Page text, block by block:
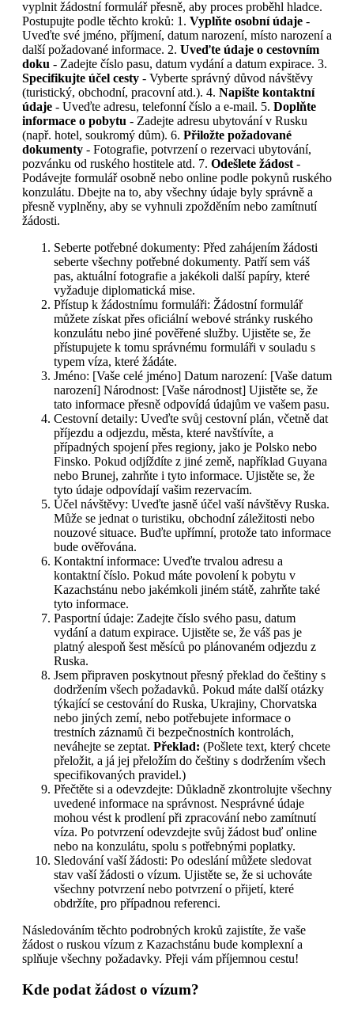
vyplnit žádostní formulář přesně, aby proces proběhl hladce.
Postupujte podle těchto kroků: 1. Vyplňte osobní údaje -
Uveďte své jméno, příjmení, datum narození, místo narození a
další požadované informace. 2. Uveďte údaje o cestovním
doku - Zadejte číslo pasu, datum vydání a datum expirace. 3.
Specifikujte účel cesty - Vyberte správný důvod návštěvy
(turistický, obchodní, pracovní atd.). 4. Napište kontaktní
údaje - Uveďte adresu, telefonní číslo a e-mail. 5. Doplňte
informace o pobytu - Zadejte adresu ubytování v Rusku
(např. hotel, soukromý dům). 6. Přiložte požadované
dokumenty - Fotografie, potvrzení o rezervaci ubytování,
pozvánku od ruského hostitele atd. 7. Odešlete žádost-
Podávejte formulář osobně nebo online podle pokynů ruského
konzulátu. Dbejte na to, aby všechny údaje byly správně a
přesně vyplněny, aby se vyhnuli zpožděním nebo zamítnutí
žádosti.
Seberte potřebné dokumenty: Před zahájením žádosti
seberte všechny potřebné dokumenty. Patří sem váš
pas, aktuální fotografie a jakékoli další papíry, které
vyžaduje diplomatická mise.
Přístup k žádostnímu formuláři: Žádostní formulář
můžete získat přes oficiální webové stránky ruského
konzulátu nebo jiné pověřené služby. Ujistěte se, že
přístupujete k tomu správnému formuláři v souladu s
typem víza, které žádáte.
Jméno: [Vaše celé jméno] Datum narození: [Vaše datum
narození] Národnost: [Vaše národnost] Ujistěte se, že
tato informace přesně odpovídá údajům ve vašem pasu.
Cestovní detaily: Uveďte svůj cestovní plán, včetně dat
příjezdu a odjezdu, města, které navštívíte, a
případných spojení přes regiony, jako je Polsko nebo
Finsko. Pokud odjíždíte z jiné země, například Guyana
nebo Brunej, zahrňte i tyto informace. Ujistěte se, že
tyto údaje odpovídají vašim rezervacím.
Účel návštěvy: Uveďte jasně účel vaší návštěvy Ruska.
Může se jednat o turistiku, obchodní záležitosti nebo
nouzové situace. Buďte upřímní, protože tato informace
bude ověřována.
Kontaktní informace: Uveďte trvalou adresu a
kontaktní číslo. Pokud máte povolení k pobytu v
Kazachstánu nebo jakémkoli jiném státě, zahrňte také
tyto informace.
Pasportní údaje: Zadejte číslo svého pasu, datum
vydání a datum expirace. Ujistěte se, že váš pas je
platný alespoň šest měsíců po plánovaném odjezdu z
Ruska.
Jsem připraven poskytnout přesný překlad do češtiny s
dodržením všech požadavků. Pokud máte další otázky
týkající se cestování do Ruska, Ukrajiny, Chorvatska
nebo jiných zemí, nebo potřebujete informace o
trestních záznamů či bezpečnostních kontrolách,
neváhejte se zeptat. Překlad: (Pošlete text, který chcete
přeložit, a já jej přeložím do češtiny s dodržením všech
specifikovaných pravidel.)
Přečtěte si a odevzdejte: Důkladně zkontrolujte všechny
uvedené informace na správnost. Nesprávné údaje
mohou vést k prodlení při zpracování nebo zamítnutí
víza. Po potvrzení odevzdejte svůj žádost buď online
nebo na konzulátu, spolu s potřebnými poplatky.
Sledování vaší žádosti: Po odeslání můžete sledovat
stav vaší žádosti o vízum. Ujistěte se, že si uchováte
všechny potvrzení nebo potvrzení o přijetí, které
obdržíte, pro případnou referenci.
Následováním těchto podrobných kroků zajistíte, že vaše
žádost o ruskou vízum z Kazachstánu bude komplexní a
splňuje všechny požadavky. Přeji vám příjemnou cestu!
Kde podat žádost o vízum?